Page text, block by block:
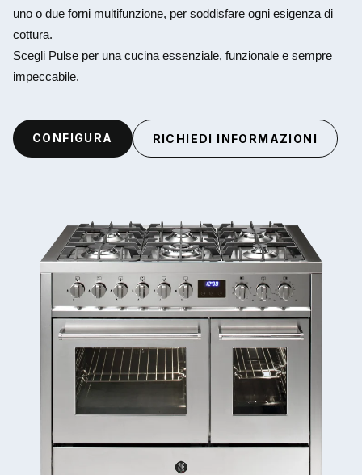
uno o due forni multifunzione, per soddisfare ogni esigenza di
cottura.
Scegli Pulse per una cucina essenziale, funzionale e sempre
impeccabile.
CONFIGURA RICHIEDI INFORMAZIONI